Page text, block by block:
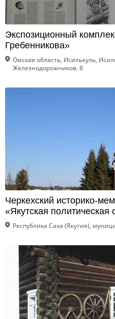
Экспозиционный
Гребенникова»
Омская область, Исилькуль,
Железнодорожников, 8
Черкехский историко-
«Якутская политическая
Республика Саха (Якутия),